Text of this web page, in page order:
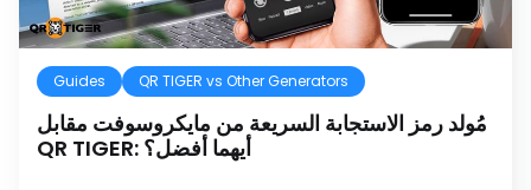
Guides QR TIGER vs Other Generators
مُولد رمز الاستجابة السريعة من مايكروسوفت مقابل
QR TIGER: أيهما أفضل؟